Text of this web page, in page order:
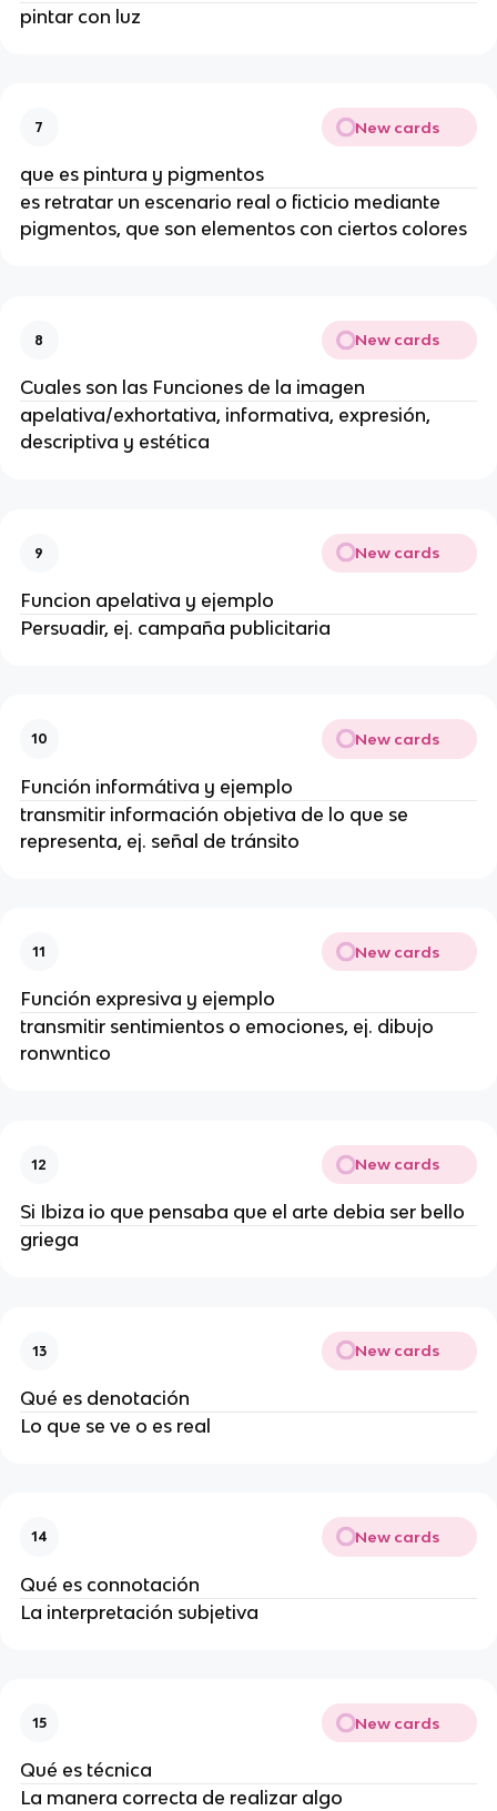
pintar con luz
7 New cards
que es pintura y pigmentos
es retratar un escenario real o ficticio mediante
pigmentos, que son elementos con ciertos colores
8 New cards
Cuales son las Funciones de la imagen
apelativa/exhortativa, informativa, expresión,
descriptiva y estética
9 New cards
Funcion apelativa y ejemplo
Persuadir, ej. campaña publicitaria
10 New cards
Función informátiva y ejemplo
transmitir información objetiva de lo que se
representa, ej. señal de tránsito
11 New cards
Función expresiva y ejemplo
transmitir sentimientos o emociones, ej. dibujo
ronwntico
12 New cards
Si Ibiza io que pensaba que el arte debia ser bello
griega
13 New cards
Qué es denotación
Lo que se ve o es real
14 New cards
Qué es connotación
La interpretación subjetiva
15 New cards
Qué es técnica
La manera correcta de realizar algo